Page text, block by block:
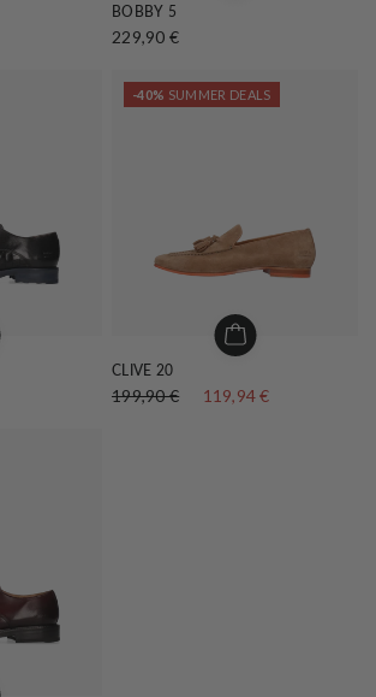
BOBBY 5
229,90 €
-40% SUMMER DEALS
CLIVE 20
199,90 € 119,94 €